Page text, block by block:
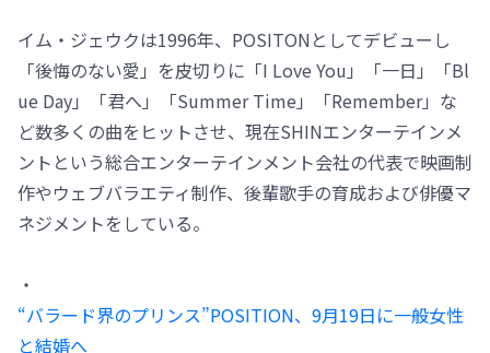
イム・ジェウクは1996年、POSITONとしてデビューし
「後悔のない愛」を皮切りに「I Love You」「一日」「Bl
ue Day」「君へ」「Summer Time」「Remember」な
ど数多くの曲をヒットさせ、現在SHINエンターテインメ
ントという総合エンターテインメント会社の代表で映画制
作やウェブバラエティ制作、後輩歌手の育成および俳優マ
ネジメントをしている。
・
“バラード界のプリンス”POSITION、9月19日に一般女性
と結婚へ